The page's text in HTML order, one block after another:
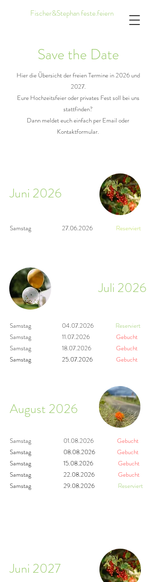
Fischer&Stephan feste.feiern
Save the Date
Hier die Übersicht der freien Termine in 2026 und
2027.
Eure Hochzeitsfeier oder privates Fest soll bei uns
stattfinden?
Dann meldet euch einfach per Email oder
Kontaktformular.
Juni 2026
Samstag 27.06.2026 Reserviert
Juli 2026
Samstag 04.07.2026
Reserviert
Samstag 11.07.2026
Gebucht
Samstag 18.07.2026
Gebucht
Samstag 25.07.2026 Gebucht
August 2026
Samstag 01.08.2026
Gebucht
Samstag 08.08.2026
Gebucht
Samstag 15.08.2026
Gebucht
Samstag 22.08.2026
Gebucht
Samstag 29.08.2026 Reserviert
Juni 2027